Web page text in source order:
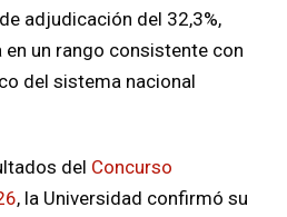
adjudicación del 32,3%,
un rango consistente con
del sistema nacional
del Concurso
, la Universidad confirmó su